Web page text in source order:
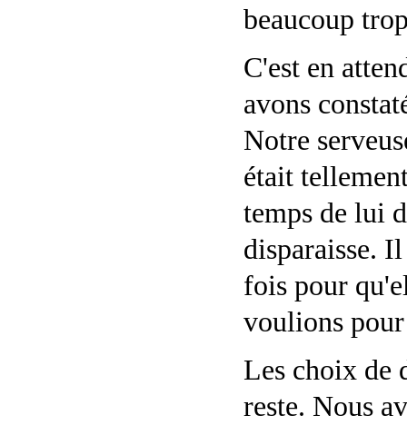
beaucoup
C'est en
avons
Notre
était
temps de lui
disparaisse.
fois pour
voulions
Les choix de
reste. Nous